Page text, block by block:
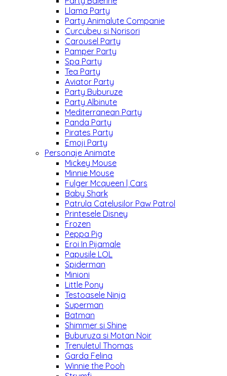
Llama Party
Party Animalute Companie
Curcubeu si Norisori
Carousel Party
Pamper Party
Spa Party
Tea Party
Aviator Party
Party Buburuze
Party Albinute
Mediterranean Party
Panda Party
Pirates Party
Emoji Party
Personaje Animate
Mickey Mouse
Minnie Mouse
Fulger Mcqueen | Cars
Baby Shark
Patrula Catelusilor Paw Patrol
Printesele Disney
Frozen
Peppa Pig
Eroi In Pijamale
Papusile LOL
Spiderman
Minioni
Little Pony
Testoasele Ninja
Superman
Batman
Shimmer si Shine
Buburuza si Motan Noir
Trenuletul Thomas
Garda Felina
Winnie the Pooh